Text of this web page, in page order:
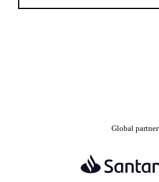
Global partner